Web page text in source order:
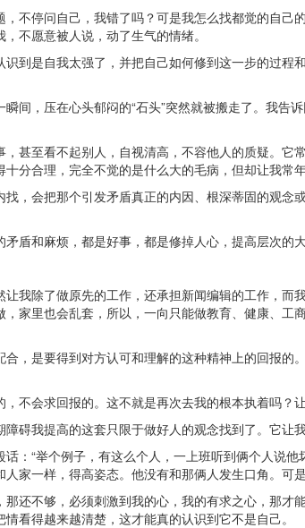
不停问自己，我错了吗？可是我怎么找都觉的自
不愿意被人说，动了生气的情绪。
到是自我太强了，并把自己如何修到这一步的过
间，压在心头郁闷的“石头”突然就被搬走了。我
甚至看不起别人，自视清高，不容他人的质疑。
分合理，完全不觉的是什么大的毛病，但却让我常年
，会把那个引发矛盾真正的内因、根深蒂固的观
盾和麻烦，都是好事，都是修掉人心，提高层次的
我除了做原先的工作，还承担新闻编辑的工作，
家里也会乱套，所以，一向只能做教育、健康、
，是要得到对方认可和理解的这种精神上的回报
不会求回报的。这不就是再次去我的根本执着吗？
碍我提高的这套只限于做好人的观念找到了。它让
：“举个例子，有这么个人，一上班听到俩个人说
家一样，得高姿态。他没有和那俩人发生口角。
还不够，必须刺激到我的心，我的有求之心，那
看得越来越清楚，这才能真的认识到它不是自己。